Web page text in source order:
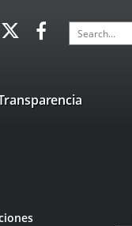
Link
application.
application.
Search